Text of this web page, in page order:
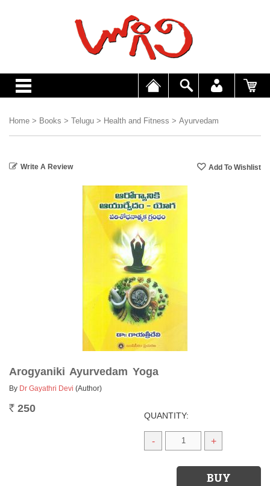
Home > Books > Telugu > Health and Fitness > Ayurvedam
Write A Review
Arogyaniki Ayurvedam Yoga
By Dr Gayathri Devi (Author)
Rs. 250
QUANTITY:
- +